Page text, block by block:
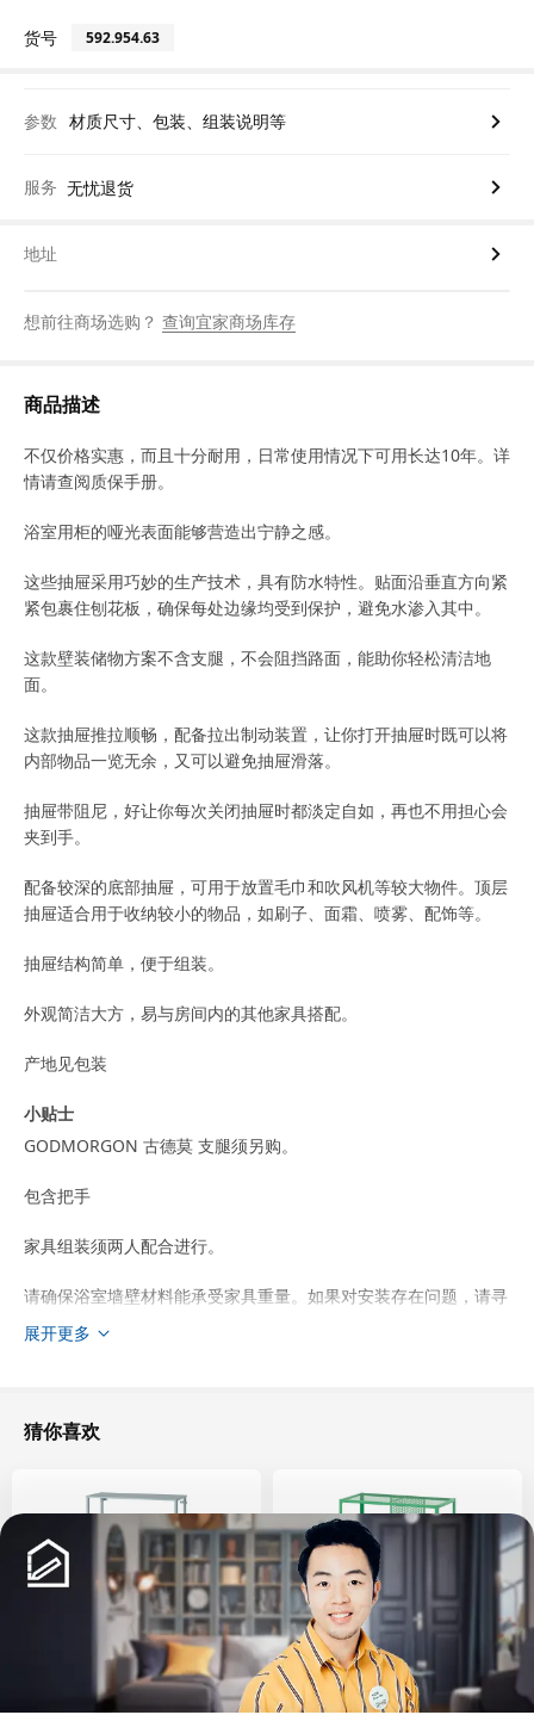
货号 592.954.63
参数 材质尺寸、包装、组装说明等
服务 无忧退货
地址
想前往商场选购？ 查询宜家商场库存
商品描述
不仅价格实惠，而且十分耐用，日常使用情况下可用长达10年。详
情请查阅质保手册。
浴室用柜的哑光表面能够营造出宁静之感。
这些抽屉采用巧妙的生产技术，具有防水特性。贴面沿垂直方向紧
紧包裹住刨花板，确保每处边缘均受到保护，避免水渗入其中。
这款壁装储物方案不含支腿，不会阻挡路面，能助你轻松清洁地
面。
这款抽屉推拉顺畅，配备拉出制动装置，让你打开抽屉时既可以将
内部物品一览无余，又可以避免抽屉滑落。
抽屉带阻尼，好让你每次关闭抽屉时都淡定自如，再也不用担心会
夹到手。
配备较深的底部抽屉，可用于放置毛巾和吹风机等较大物件。顶层
抽屉适合用于收纳较小的物品，如刷子、面霜、喷雾、配饰等。
抽屉结构简单，便于组装。
外观简洁大方，易与房间内的其他家具搭配。
产地见包装
小贴士
GODMORGON 古德莫 支腿须另购。
包含把手
家具组装须两人配合进行。
请确保浴室墙壁材料能承受家具重量。如果对安装存在问题，请寻
求专业人员帮助。
如果您不确定浴室墙壁的承重能力，我们建议您使用支腿。
IKEA of Sweden
商品尺寸和包装信息
82 厘米
49 厘米
展开更多
猜你喜欢
新品 限定款